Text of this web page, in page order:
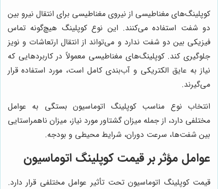
کوپلینگ‌های مغناطیسی از نیروی مغناطیسی برای انتقال نیرو بین
دو شفت استفاده می‌کنند. این نوع کوپلینگ هیچ‌گونه تماس
فیزیکی بین دو شفت ندارد و می‌تواند از انتقال ارتعاشات و نویز
جلوگیری کند. کوپلینگ‌های مغناطیسی معمولاً در کاربردهایی که
نیاز به عایق الکتریکی و آب‌بندی کامل است، مورد استفاده قرار
می‌گیرند.
انتخاب نوع مناسب کوپلینگ اتوماسیون بستگی به عوامل
مختلفی دارد، از جمله میزان گشتاور مورد نیاز، میزان ناهمراستایی
بین شفت‌ها، سرعت دوران، شرایط محیطی و بودجه.
عوامل مؤثر بر قیمت کوپلینگ اتوماسیون
قیمت کوپلینگ اتوماسیون تحت تأثیر عوامل مختلفی قرار دارد.